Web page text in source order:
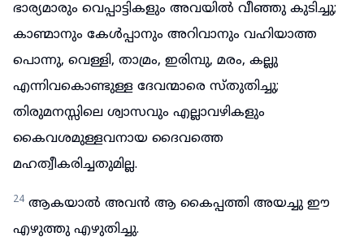
ഭാര്യമാരും വെപ്പാട്ടികളും അവയിൽ വീഞ്ഞു കുടിച്ചു;
കാണ്മാനും കേൾപ്പാനും അറിവാനും വഹിയാത്ത
പൊന്നു, വെള്ളി, താമ്രം, ഇരിമ്പു, മരം, കല്ലു
എന്നിവകൊണ്ടുള്ള ദേവന്മാരെ സ്തുതിച്ചു;
തിരുമനസ്സിലെ ശ്വാസവും എല്ലാവഴികളും
കൈവശമുള്ളവനായ ദൈവത്തെ
മഹത്വീകരിച്ചതുമില്ല.
24 ആകയാൽ അവൻ ആ കൈപ്പത്തി അയച്ചു ഈ
എഴുത്തു എഴുതിച്ചു.